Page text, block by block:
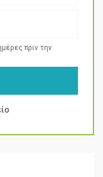
πριν την